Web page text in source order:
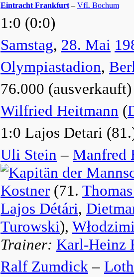
Eintracht Frankfurt – VfL Bochum
1:0 (0:0)
Samstag, 28. Mai
Olympiastadion,
76.000 (ausverkauft)
Wilfried Heitmann (
1:0 Lajos Detari
Uli Stein – Manfred
Kostner (71.
Lajos Détári,
Turowski),
Trainer: Karl-Heinz
Ralf Zumdick –